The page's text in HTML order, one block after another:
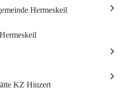
Hermeskeil
KZ Hinzert